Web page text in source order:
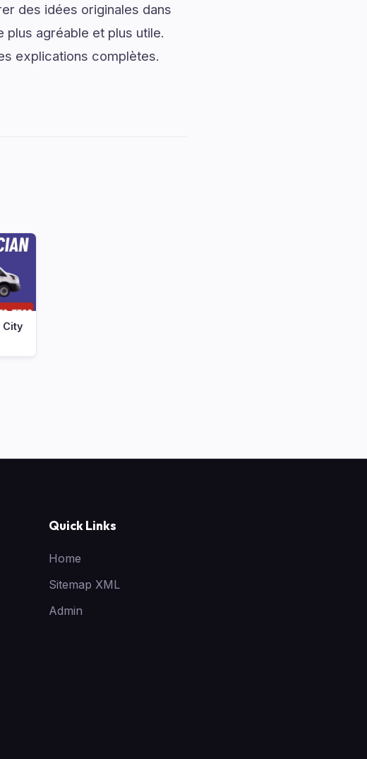
des idées originales dans
plus agréable et plus utile.
explications complètes.
City
Quick Links
Home
Sitemap XML
Admin